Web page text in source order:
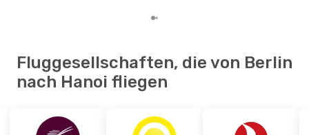
Fluggesellschaften, die von Berlin
nach Hanoi fliegen